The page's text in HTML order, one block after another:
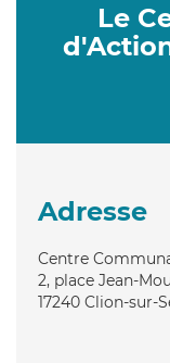
Le
Adresse
Centre
2, place Jean-
17240 Clion-sur-